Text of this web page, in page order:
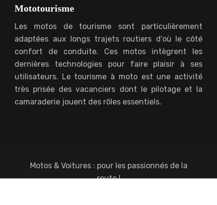
Mototourisme
Les motos de tourisme sont particulièrement
adaptées aux longs trajets routiers d’où le côté
confort de conduite. Ces motos intègrent les
dernières technologies pour faire plaisir à ses
utilisateurs. Le tourisme à moto est une activité
très prisée des vacanciers dont le pilotage et la
camaraderie jouent des rôles essentiels.
Motos & Voitures : pour les passionnés de la
route !